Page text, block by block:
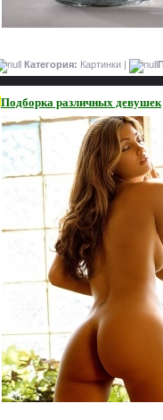
Категория: Картинки |
Подборка различных девушек